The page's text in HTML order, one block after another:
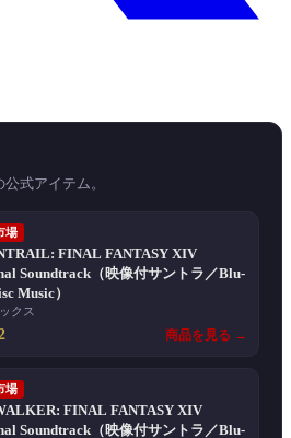
式アイテム。
場
FINAL FANTASY XIV
Soundtrack（映像付サントラ／Blu-
Music）
クス
商品を見る →
場
FINAL FANTASY XIV
Soundtrack（映像付サントラ／Blu-